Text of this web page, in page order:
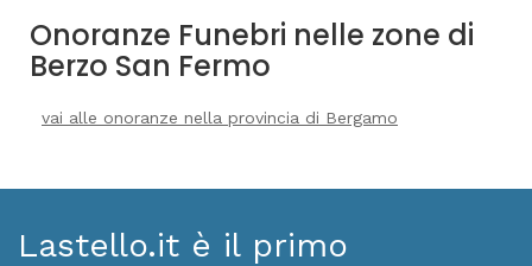
Onoranze Funebri nelle zone di
Berzo San Fermo
vai alle onoranze nella provincia di Bergamo
Lastello.it è il primo